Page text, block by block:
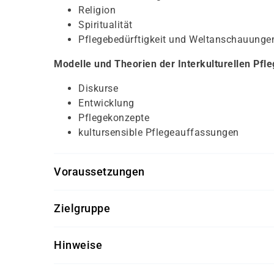
Religion
Spiritualität
Pflegebedürftigkeit und
Modelle und Theorien der Interkulturellen
Diskurse
Entwicklung
Pflegekonzepte
kultursensible Pflegeauffassungen
Voraussetzungen
Zielgruppe
Hinweise